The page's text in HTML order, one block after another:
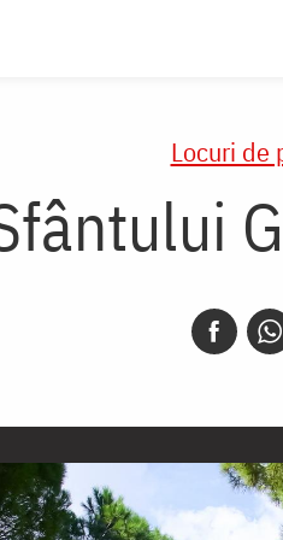
Locuri de